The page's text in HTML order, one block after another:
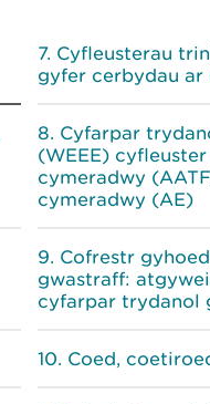
Cyfleusterau
gyfer cerbydau ar
Cyfarpar
(WEEE)
cymeradwy
cymeradwy (AE)
Cofrestr
gwastraff:
cyfarpar trydanol
Coed,